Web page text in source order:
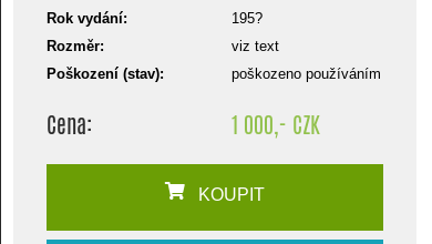
Rok vydání:
195?
Rozměr:
viz text
Poškození (stav):
poškozeno používáním
Cena: 1 000,- CZK
KOUPIT